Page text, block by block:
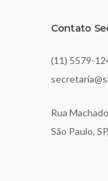
Contato
(11) 5579-
Rua
São Paulo,